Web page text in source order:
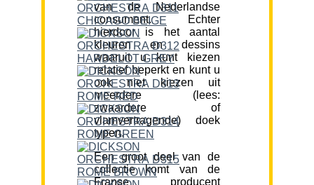
van de Nederlandse
consument. Echter
hierdoor is het aantal
kleuren en dessins
waaruit u kunt kiezen
relatief beperkt en kunt u
ook niet kiezen uit
meerdere (lees:
zwaardere of
vlamvertragende) doek
typen.
Een groot deel van de
collectie komt van de
Franse producent